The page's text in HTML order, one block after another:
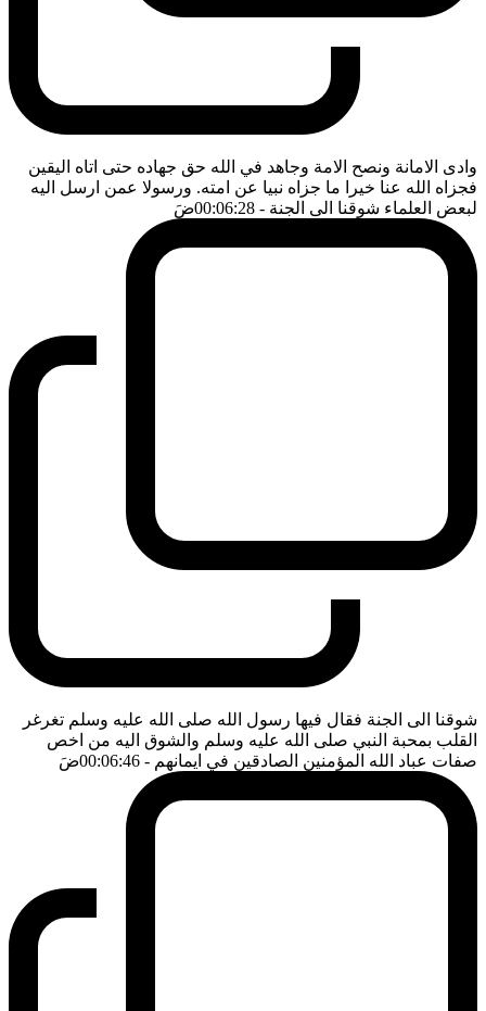
وادى الامانة ونصح الامة وجاهد في الله حق جهاده حتى اتاه اليقين
فجزاه الله عنا خيرا ما جزاه نبيا عن امته. ورسولا عمن ارسل اليه
لبعض العلماء شوقنا الى الجنة - 00:06:28 ضَ
شوقنا الى الجنة فقال فيها رسول الله صلى الله عليه وسلم تغرغر
القلب بمحبة النبي صلى الله عليه وسلم والشوق اليه من اخص
صفات عباد الله المؤمنين الصادقين في ايمانهم - 00:06:46 ضَ